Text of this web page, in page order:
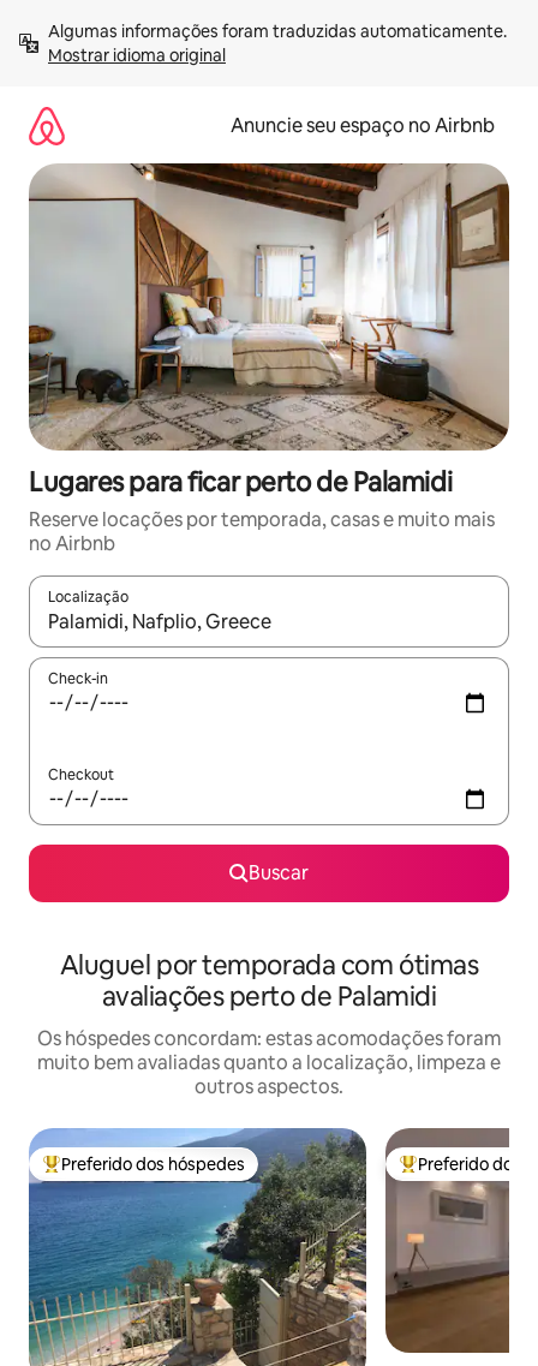
para
Mostrar idioma original
Anuncie seu espaço no Airbnb
Lugares para ficar perto de Palamidi
Reserve locações por temporada, casas e muito mais
no Airbnb
Localização
Quando os resultados estiverem disponíveis, explore-os
Check-in
Checkout
Buscar
Aluguel por temporada com ótimas
avaliações perto de Palamidi
Os hóspedes concordam: estas acomodações foram
muito bem avaliadas quanto a localização, limpeza e
outros aspectos.
Entre os melhores preferidos dos hóspedes
Preferido dos hóspedes Entre os
Preferido dos